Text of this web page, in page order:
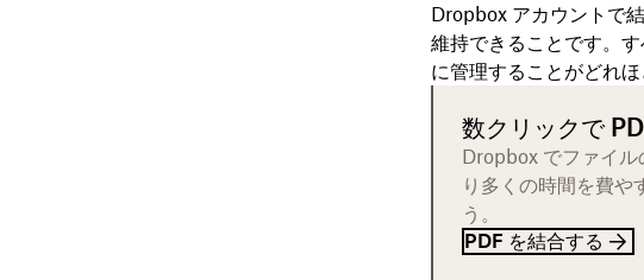
Dropbox アカウントで
維持できることです。
に管理することがどれ
数クリックで
Dropbox でファイル
り多くの時間を費や
う。
PDF を結合する